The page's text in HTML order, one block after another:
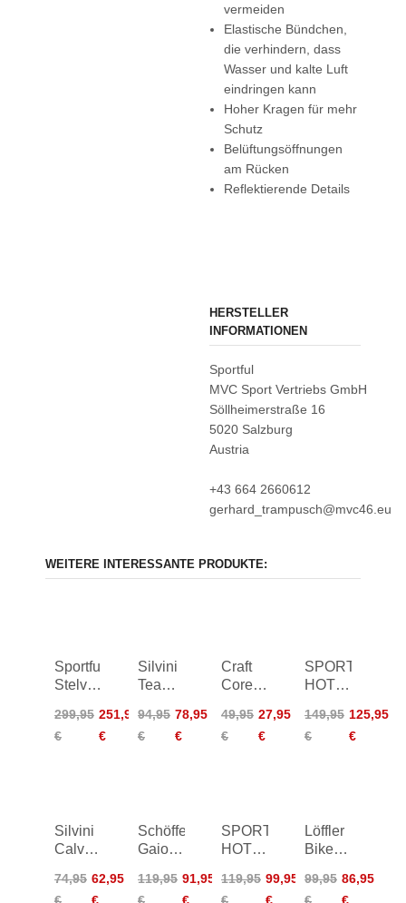
vermeiden
Elastische Bündchen,
die verhindern, dass
Wasser und kalte Luft
eindringen kann
Hoher Kragen für mehr
Schutz
Belüftungsöffnungen
am Rücken
Reflektierende Details
HERSTELLER
INFORMATIONEN
Sportful
MVC Sport Vertriebs GmbH
Söllheimerstraße 16
5020 Salzburg
Austria
+43 664 2660612
gerhard_trampusch@mvc46.eu
WEITERE INTERESSANTE PRODUKTE:
Sportful
Stelvio
299,95
€
251,95
€
Silvini
Team
Vest
94,95
€
78,95
€
Craft
Core
XT
Short
49,95
€
27,95
€
SPORTFUL
HOT
NO-
RAIN
149,95
€
125,95
€
Silvini
Calvana
Shirt
74,95 62,95
Schöffel
Gaiole
Women
119,95 91,95
SPORTFUL
HOT
ULTRALIGHT
119,95 99,95
Löffler
Bike
FZ
99,95 86,95